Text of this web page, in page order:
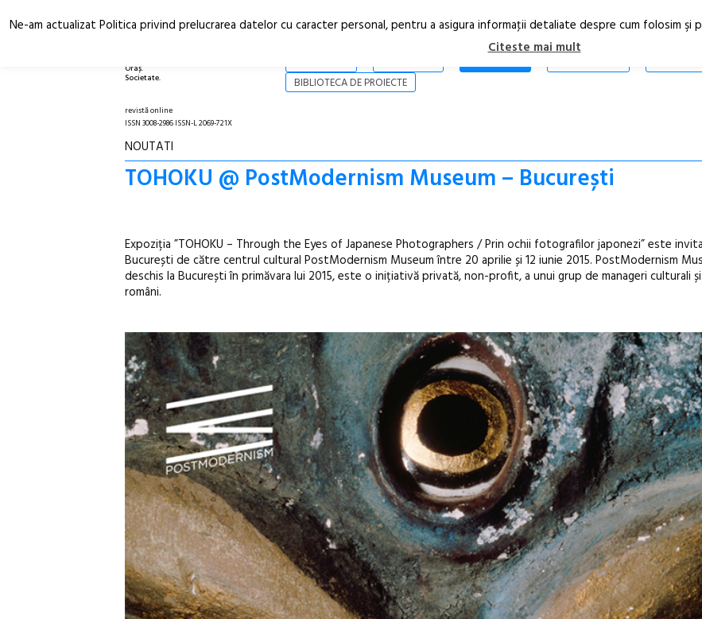
Oraș.
Societate.
STIRI
BIBLIOTECA DE PROIECTE
revistă online
ISSN 3008-2986 ISSN-L 2069-721X
NOUTATI
TOHOKU @ PostModernism Museum – București
Expoziția ”TOHOKU – Through the Eyes of Japanese Photographers / Prin ochii fotografilor japonezi” este
București de către centrul cultural PostModernism Museum între 20 aprilie și 12 iunie 2015. PostModernism
deschis la București în primăvara lui 2015, este o inițiativă privată, non-profit, a unui grup de manageri culturali
români.
Anuala de
Artown
Ne-am actualizat Politica privind prelucrarea datelor cu caracter personal, pentru a asigura informaţii detaliate despre cum folosim
Citeste mai mult